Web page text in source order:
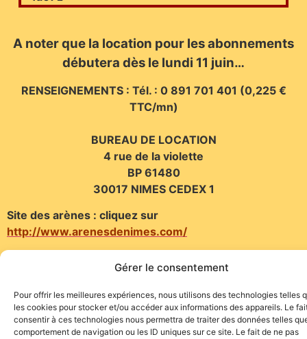
Gérer le consentement
Pour offrir les meilleures expériences, nous utilisons des technologies telles
les cookies pour stocker et/ou accéder aux informations des appareils. Le
consentir à ces technologies nous permettra de traiter des données telles
comportement de navigation ou les ID uniques sur ce site. Le fait de ne pas
A noter que la location pour les abonnements
débutera dès le lundi 11 juin…
RENSEIGNEMENTS : Tél. : 0 891 701 401 (0,225 €
TTC/mn)
BUREAU DE LOCATION
4 rue de la violette
BP 61480
30017 NIMES CEDEX 1
Site des arènes : cliquez sur
http://www.arenesdenimes.com/